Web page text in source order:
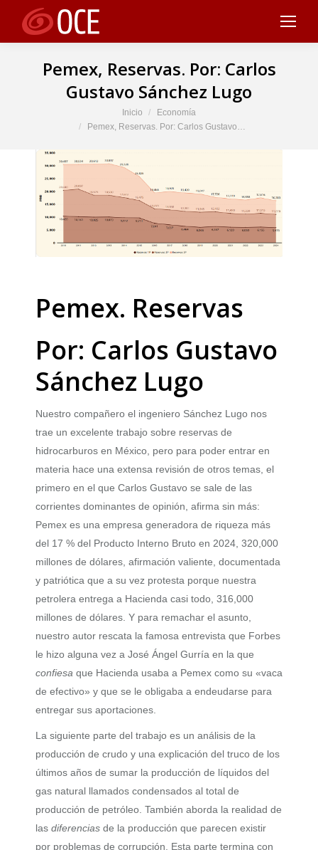
Pemex, Reservas. Por: Carlos
Gustavo Sánchez Lugo
Inicio
Economía
Pemex, Reservas. Por: Carlos Gustavo…
Pemex. Reservas
Por: Carlos Gustavo
Sánchez Lugo
Nuestro compañero el ingeniero Sánchez Lugo nos
trae un excelente trabajo sobre reservas de
hidrocarburos en México, pero para poder entrar en
materia hace una extensa revisión de otros temas, el
primero en el que Carlos Gustavo se sale de las
corrientes dominantes de opinión, afirma sin más:
Pemex es una empresa generadora de riqueza más
del 17 % del Producto Interno Bruto en 2024, 320,000
millones de dólares, afirmación valiente, documentada
y patriótica que a su vez protesta porque nuestra
petrolera entrega a Hacienda casi todo, 316,000
millones de dólares. Y para remachar el asunto,
nuestro autor rescata la famosa entrevista que Forbes
le hizo alguna vez a José Ángel Gurría en la que
confiesa que Hacienda usaba a Pemex como su «vaca
de efectivo» y que se le obligaba a endeudarse para
entregar sus aportaciones.
La siguiente parte del trabajo es un análisis de la
producción de crudo y una explicación del truco de los
últimos años de sumar la producción de líquidos del
gas natural llamados condensados al total de
producción de petróleo. También aborda la realidad de
las diferencias de la producción que parecen existir
por problemas de corrupción. Esta parte termina con